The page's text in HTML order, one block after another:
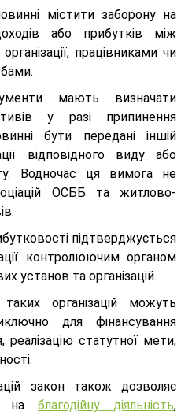
містити заборону на
або прибутків між
працівниками чи
мають визначати
у разі припинення
бути передані іншій
відповідного виду або
Водночас ця вимога не
ОСББ та житлово-
підтверджується
контролюючим органом
установ та організацій.
таких організацій можуть
для фінансування
статутної мети,
закон також дозволяє
на благодійну діяльність,